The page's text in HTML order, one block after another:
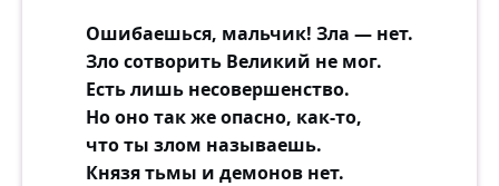
Ошибаешься, мальчик! Зла — нет.
Зло сотворить Великий не мог.
Есть лишь несовершенство.
Но оно так же опасно, как-то,
что ты злом называешь.
Князя тьмы и демонов нет.